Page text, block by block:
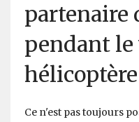
partenaire
pendant le
hélicoptère
Ce n'est pas toujours